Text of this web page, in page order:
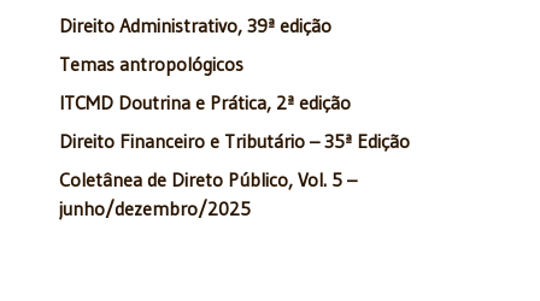
Direito Administrativo, 39ª edição
Temas antropológicos
ITCMD Doutrina e Prática, 2ª edição
Direito Financeiro e Tributário – 35ª Edição
Coletânea de Direto Público, Vol. 5 –
junho/dezembro/2025